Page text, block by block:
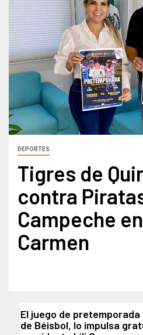
DEPORTES
Tigres de
contra
Campeche
Carmen
El juego de pretemporada
de Béisbol, lo impulsa